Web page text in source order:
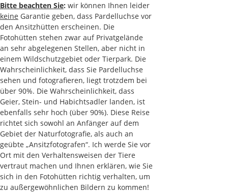
Bitte beachten Sie: wir können Ihnen leider
keine Garantie geben, dass Pardelluchse vor
den Ansitzhütten erscheinen. Die
Fotohütten stehen zwar auf Privatgelände
an sehr abgelegenen Stellen, aber nicht in
einem Wildschutzgebiet oder Tierpark. Die
Wahrscheinlichkeit, dass Sie Pardelluchse
sehen und fotografieren, liegt trotzdem bei
über 90%. Die Wahrscheinlichkeit, dass
Geier, Stein- und Habichtsadler landen, ist
ebenfalls sehr hoch (über 90%). Diese Reise
richtet sich sowohl an Anfänger auf dem
Gebiet der Naturfotografie, als auch an
geübte „Ansitzfotografen“. Ich werde Sie vor
Ort mit den Verhaltensweisen der Tiere
vertraut machen und Ihnen erklären, wie Sie
sich in den Fotohütten richtig verhalten, um
zu außergewöhnlichen Bildern zu kommen!